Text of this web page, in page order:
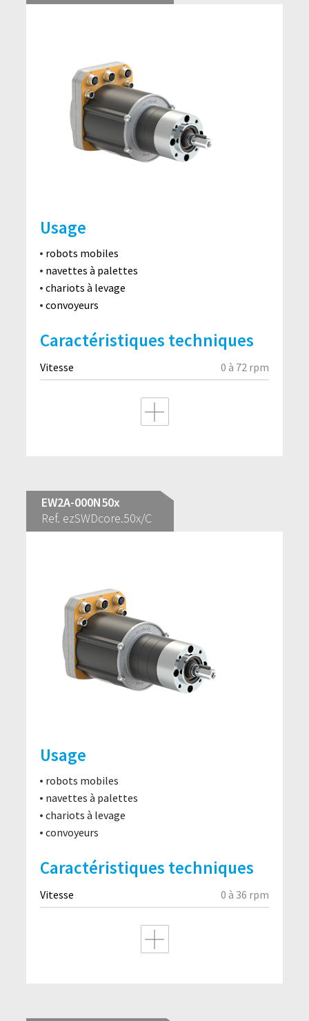
Usage
robots mobiles
navettes à palettes
chariots à levage
convoyeurs
Caractéristiques techniques
Vitesse 0 à 72 rpm
EW2A-000N50x
Ref. ezSWDcore.50x/C
Usage
robots mobiles
navettes à palettes
chariots à levage
convoyeurs
Caractéristiques techniques
Vitesse 0 à 36 rpm